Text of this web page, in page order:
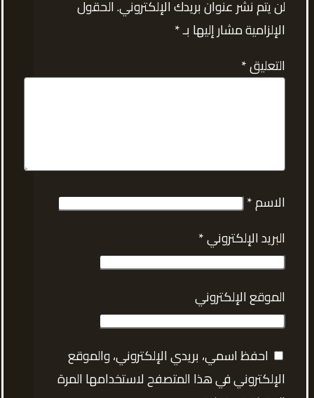
لن يتم نشر عنوان بريدك الإلكتروني.الحقول
الإلزامية مشار إليها بـ*
التعليق*
الاسم*
البريد الإلكتروني*
الموقع الإلكتروني
احفظ اسمي، بريدي الإلكتروني، والموقع
الإلكتروني في هذا المتصفح لاستخدامها المرة